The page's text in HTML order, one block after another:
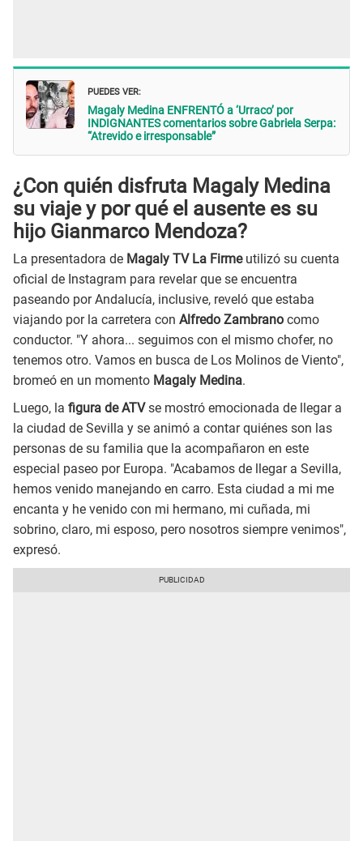
PUEDES VER:
Magaly Medina ENFRENTÓ a ‘Urraco’ por
INDIGNANTES comentarios sobre Gabriela Serpa:
“Atrevido e irresponsable”
¿Con quién disfruta Magaly Medina
su viaje y por qué el ausente es su
hijo Gianmarco Mendoza?
La presentadora de Magaly TV La Firmeutilizó su cuenta
oficial de Instagram para revelar que se encuentra
paseando por Andalucía, inclusive, reveló que estaba
viajando por la carretera con Alfredo Zambrano como
conductor. "Y ahora... seguimos con el mismo chofer, no
tenemos otro. Vamos en busca de Los Molinos de Viento",
bromeó en un momento Magaly Medina.
Luego, la figura de ATVse mostró emocionada de llegar a
la ciudad de Sevilla y se animó a contar quiénes son las
personas de su familia que la acompañaron en este
especial paseo por Europa. "Acabamos de llegar a Sevilla,
hemos venido manejando en carro. Esta ciudad a mi me
encanta y he venido con mi hermano, mi cuñada, mi
sobrino, claro, mi esposo, pero nosotros siempre venimos",
expresó.